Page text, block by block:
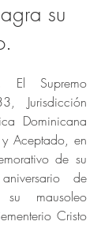
su
El Supremo
Jurisdicción
Dominicana
Aceptado, en
de su
de
su mausoleo
Cristo